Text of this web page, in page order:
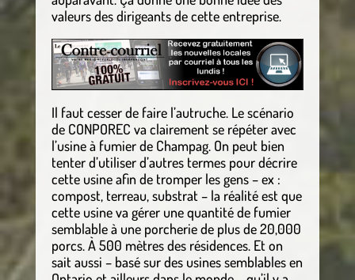
valeurs des dirigeants de cette entreprise.
Il faut cesser de faire l’autruche. Le scénario
de CONPOREC va clairement se répéter avec
l’usine à fumier de Champag. On peut bien
tenter d’utiliser d’autres termes pour décrire
cette usine afin de tromper les gens – ex :
compost, terreau, substrat – la réalité est que
cette usine va gérer une quantité de fumier
semblable à une porcherie de plus de 20,000
porcs. À 500 mètres des résidences. Et on
sait aussi – basé sur des usines semblables en